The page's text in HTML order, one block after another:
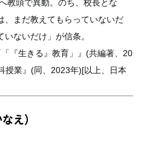
教頭で異動。のち、校長とな
、まだ教えてもらっていないだ
ないだけ」が信条。
『生きる』教育」』(共編著、20
授業』(同、2023年)[以上、日本
え）